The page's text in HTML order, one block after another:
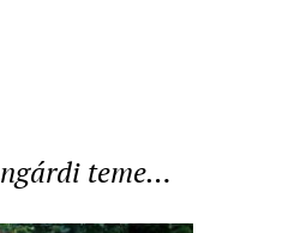
teme…